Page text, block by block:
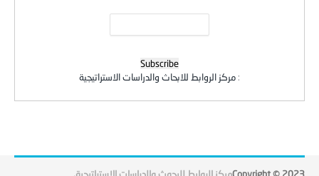
: مركز الروابط للابحاث والدراسات الاستراتيجية